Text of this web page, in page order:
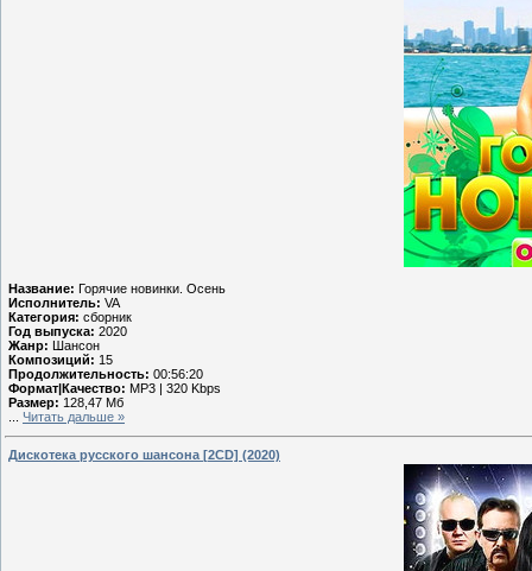
Название: Горячие новинки. Осень
Исполнитель: VA
Категория: сборник
Год выпуска: 2020
Жанр: Шансон
Композиций: 15
Продолжительность: 00:56:20
Формат|Качество: MP3 | 320 Kbps
Размер: 128,47 Мб
Читать дальше »
Дискотека русского шансона [2CD] (2020)